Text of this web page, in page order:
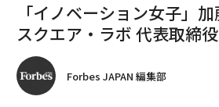
「イノベーション女子」
スクエア・ラボ 代表取締役
Forbes JAPAN 編集部